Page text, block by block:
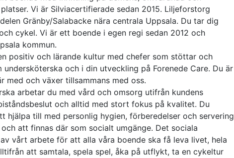
Vi är Silviacertifierade sedan 2015. Liljeforstorg
Gränby/Salabacke nära centrala Uppsala. Du tar dig
cykel. Vi är ett boende i egen regi sedan 2012 och
kommun.
positiv och lärande kultur med chefer som stöttar och
och i din utveckling på Forenede Care. Du är
med och växer tillsammans med oss.
arbetar du med vård och omsorg utifrån kundens
och alltid med stort fokus på kvalitet. Du
hjälpa till med personlig hygien, förberedelser och servering
att finnas där som socialt umgänge. Det sociala
vårt arbete för att alla våra boende ska få leva livet, hela
att samtala, spela spel, åka på utflykt, ta en cykeltur